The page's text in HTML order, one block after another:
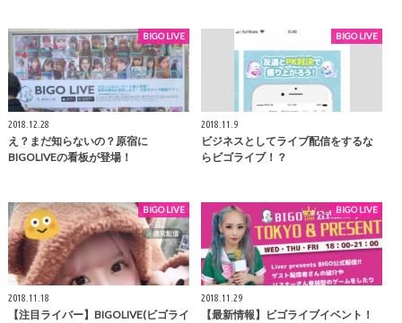
BIGO LIVE
2018.12.28
え？まだ知らないの？原宿に
BIGOLIVEの看板が登場！
BIGO LIVE
2018.11.9
ビジネスとしてライブ配信をするな
らビゴライブ！？
BIGO LIVE
2018.11.18
【注目ライバー】BIGOLIVE(ビゴライ
BIGO LIVE
2018.11.29
【最新情報】ビゴライブイベント！